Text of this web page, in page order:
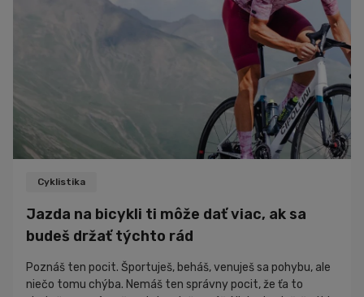
Cyklistika
Jazda na bicykli ti môže dať viac, ak sa
budeš držať týchto rád
Poznáš ten pocit. Športuješ, beháš, venuješ sa pohybu, ale
niečo tomu chýba. Nemáš ten správny pocit, že ťa to